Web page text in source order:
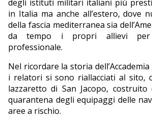
degli istituti militari italiani più
in Italia ma anche all’estero, dove
della fascia mediterranea sia
da tempo i propri allievi per
professionale.
Nel ricordare la storia
i relatori si sono riallacciati al sito,
lazzaretto di San Jacopo,
quarantena degli equipaggi delle
aree a rischio.